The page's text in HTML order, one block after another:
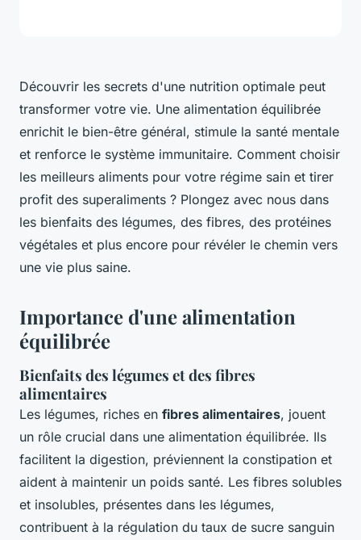
Découvrir les secrets d'une nutrition optimale peut
transformer votre vie. Une alimentation équilibrée
enrichit le bien-être général, stimule la santé mentale
et renforce le système immunitaire. Comment choisir
les meilleurs aliments pour votre régime sain et tirer
profit des superaliments ? Plongez avec nous dans
les bienfaits des légumes, des fibres, des protéines
végétales et plus encore pour révéler le chemin vers
une vie plus saine.
Importance d'une alimentation
équilibrée
Bienfaits des légumes et des fibres
alimentaires
Les légumes, riches en fibres alimentaires, jouent
un rôle crucial dans une alimentation équilibrée. Ils
facilitent la digestion, préviennent la constipation et
aident à maintenir un poids santé. Les fibres solubles
et insolubles, présentes dans les légumes,
contribuent à la régulation du taux de sucre sanguin